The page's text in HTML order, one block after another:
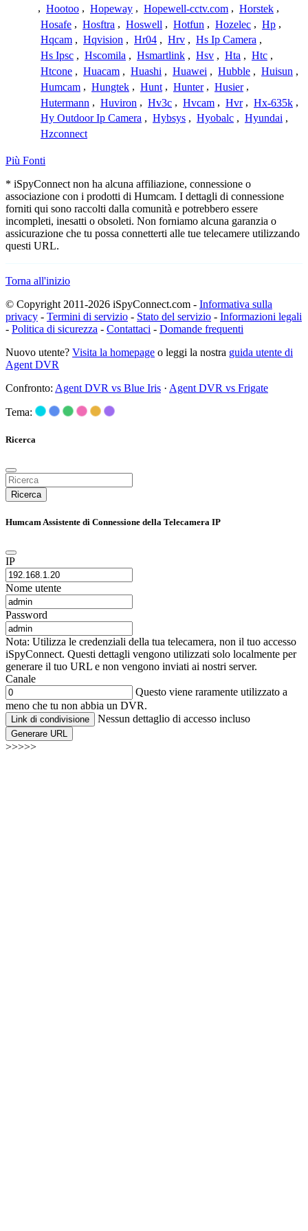
, Hootoo , Hopeway , Hopewell-cctv.com , Horstek ,
Hosafe , Hosftra , Hoswell , Hotfun , Hozelec , Hp ,
Hqcam , Hqvision , Hr04 , Hrv , Hs Ip Camera ,
Hs Ipsc , Hscomila , Hsmartlink , Hsv , Hta , Htc ,
Htcone , Huacam , Huashi , Huawei , Hubble , Huisun ,
Humcam , Hungtek , Hunt , Hunter , Husier ,
Hutermann , Huviron , Hv3c , Hvcam , Hvr , Hx-635k ,
Hy Outdoor Ip Camera , Hybsys , Hyobalc , Hyundai ,
Hzconnect
Più Fonti
* iSpyConnect non ha alcuna affiliazione, connessione o
associazione con i prodotti di Humcam. I dettagli di connessione
forniti qui sono raccolti dalla comunità e potrebbero essere
incompleti, inesatti o obsoleti. Non forniamo alcuna garanzia o
assicurazione che tu possa connetterti alle tue telecamere utilizzando
questi URL.
Torna all'inizio
© Copyright 2011-2026 iSpyConnect.com - Informativa sulla
privacy - Termini di servizio - Stato del servizio - Informazioni legali
- Politica di sicurezza - Contattaci - Domande frequenti
Nuovo utente? Visita la homepage o leggi la nostra guida utente di
Agent DVR
Confronto: Agent DVR vs Blue Iris · Agent DVR vs Frigate
Tema:
Ricerca
Ricerca
Humcam Assistente di Connessione della Telecamera IP
IP
Nome utente
Password
Nota: Utilizza le credenziali della tua telecamera, non il tuo accesso
iSpyConnect. Questi dettagli vengono utilizzati solo localmente per
generare il tuo URL e non vengono inviati ai nostri server.
Canale
Questo viene raramente utilizzato a
meno che tu non abbia un DVR.
Link di condivisione Nessun dettaglio di accesso incluso
Generare URL
>>>>>